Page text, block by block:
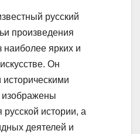
русский
произведения
наиболее ярких и
Он
изображены
истории, а
деятелей и